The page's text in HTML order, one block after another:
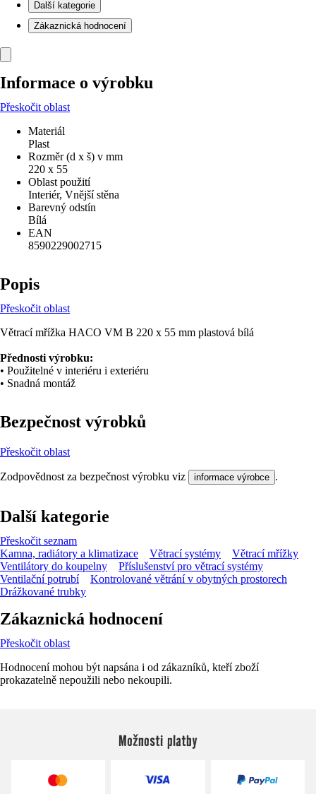
Další kategorie
Zákaznická hodnocení
Informace o výrobku
Přeskočit oblast
Materiál
Plast
Rozměr (d x š) v mm
220 x 55
Oblast použití
Interiér, Vnější stěna
Barevný odstín
Bílá
EAN
8590229002715
Popis
Přeskočit oblast
Větrací mřížka HACO VM B 220 x 55 mm plastová bílá
Přednosti výrobku:
• Použitelné v interiéru i exteriéru
• Snadná montáž
Bezpečnost výrobků
Přeskočit oblast
Zodpovědnost za bezpečnost výrobku viz informace výrobce .
Další kategorie
Přeskočit seznam
Kamna, radiátory a klimatizace
Větrací systémy
Větrací mřížky
Ventilátory do koupelny
Příslušenství pro větrací systémy
Ventilační potrubí
Kontrolované větrání v obytných prostorech
Drážkované trubky
Zákaznická hodnocení
Přeskočit oblast
Hodnocení mohou být napsána i od zákazníků, kteří zboží
prokazatelně nepoužili nebo nekoupili.
Možnosti platby